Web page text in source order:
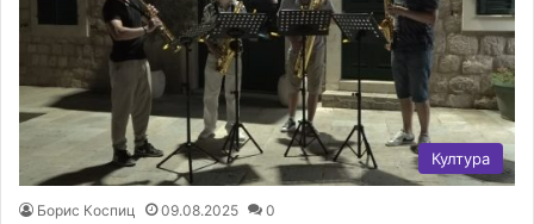
Култура
Борис Коспиц 09.08.2025 0